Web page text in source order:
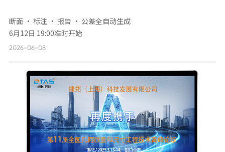
断面 · 标注 · 报告 · 公差全自动生成
6月12日 19:00准时开始
2026-06-08